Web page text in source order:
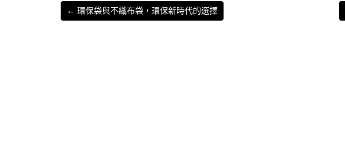
← 環保袋與不織布袋，環保新時代的選擇